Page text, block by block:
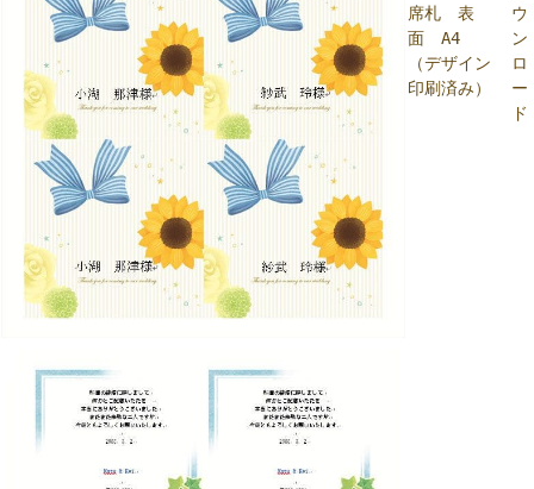
席札 表
面 A4
（デザイン
印刷済み）
ウ
ン
ロ
ー
ド